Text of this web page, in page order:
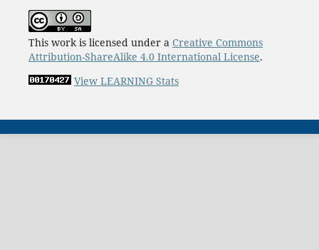
This work is licensed under a Creative Commons
Attribution-ShareAlike 4.0 International License.
View LEARNING Stats